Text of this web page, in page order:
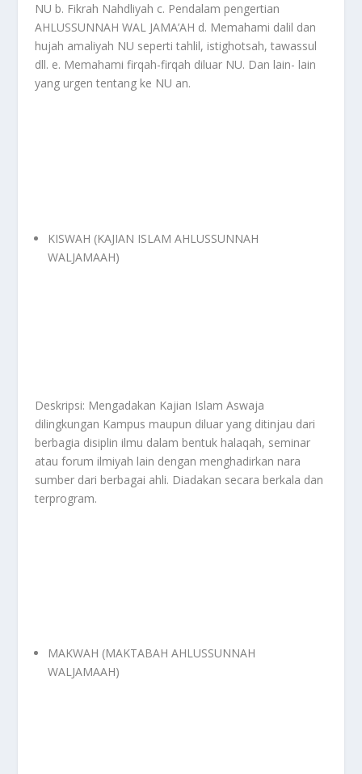
NU b. Fikrah Nahdliyah c. Pendalam pengertian
AHLUSSUNNAH WAL JAMA’AH d. Memahami dalil dan
hujah amaliyah NU seperti tahlil, istighotsah, tawassul
dll. e. Memahami firqah-firqah diluar NU. Dan lain- lain
yang urgen tentang ke NU an.
KISWAH (KAJIAN ISLAM AHLUSSUNNAH
WALJAMAAH)
Deskripsi: Mengadakan Kajian Islam Aswaja
dilingkungan Kampus maupun diluar yang ditinjau dari
berbagia disiplin ilmu dalam bentuk halaqah, seminar
atau forum ilmiyah lain dengan menghadirkan nara
sumber dari berbagai ahli. Diadakan secara berkala dan
terprogram.
MAKWAH (MAKTABAH AHLUSSUNNAH
WALJAMAAH)